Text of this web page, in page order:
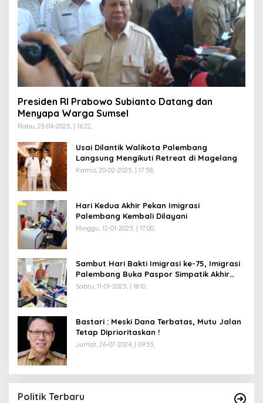
Presiden RI Prabowo Subianto Datang dan
Menyapa Warga Sumsel
Rabu, 23-04-2025, | 16:22,
Usai Dilantik Walikota Palembang
Langsung Mengikuti Retreat di Magelang
Kamis, 20-02-2025, | 17:58,
Hari Kedua Akhir Pekan Imigrasi
Palembang Kembali Dilayani
Minggu, 12-01-2025, | 17:00,
Sambut Hari Bakti Imigrasi ke-75, Imigrasi
Palembang Buka Paspor Simpatik Akhir
Pekan
Sabtu, 11-01-2025, | 18:10,
Bastari : Meski Dana Terbatas, Mutu Jalan
Tetap Diprioritaskan !
Jumat, 26-07-2024, | 09:53,
Politik Terbaru